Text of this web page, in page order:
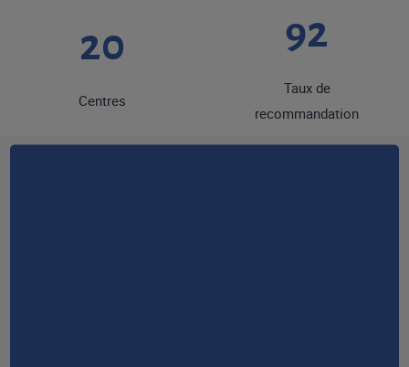
20
Centres
92
Taux de
recommandation